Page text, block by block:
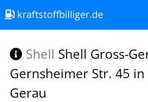
kraftstoffbilliger.de
Shell Shell Gross-
Gernsheimer Str. 45 in
Gerau